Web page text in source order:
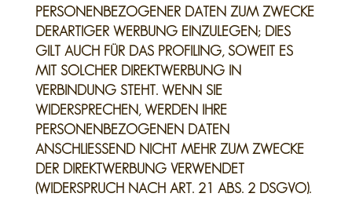
PERSONENBEZOGENER DATEN ZUM ZWECKE
DERARTIGER WERBUNG EINZULEGEN; DIES
GILT AUCH FÜR DAS PROFILING, SOWEIT ES
MIT SOLCHER DIREKTWERBUNG IN
VERBINDUNG STEHT. WENN SIE
WIDERSPRECHEN, WERDEN IHRE
PERSONENBEZOGENEN DATEN
ANSCHLIESSEND NICHT MEHR ZUM ZWECKE
DER DIREKTWERBUNG VERWENDET
(WIDERSPRUCH NACH ART. 21 ABS. 2 DSGVO).